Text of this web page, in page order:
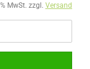
MwSt. zzgl. Versand